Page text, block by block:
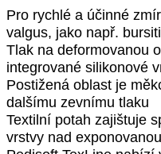
Pro rychlé a účinné
valgus, jako např.
Tlak na deformovanou
integrované silikonové
Postižená oblast je
dalšímu zevnímu tlaku
Textilní potah zajištuje
vrstvy nad